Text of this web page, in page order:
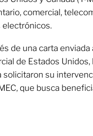
comercial,
electrónicos.
de una carta
de Estados
solicitaron su
que busca